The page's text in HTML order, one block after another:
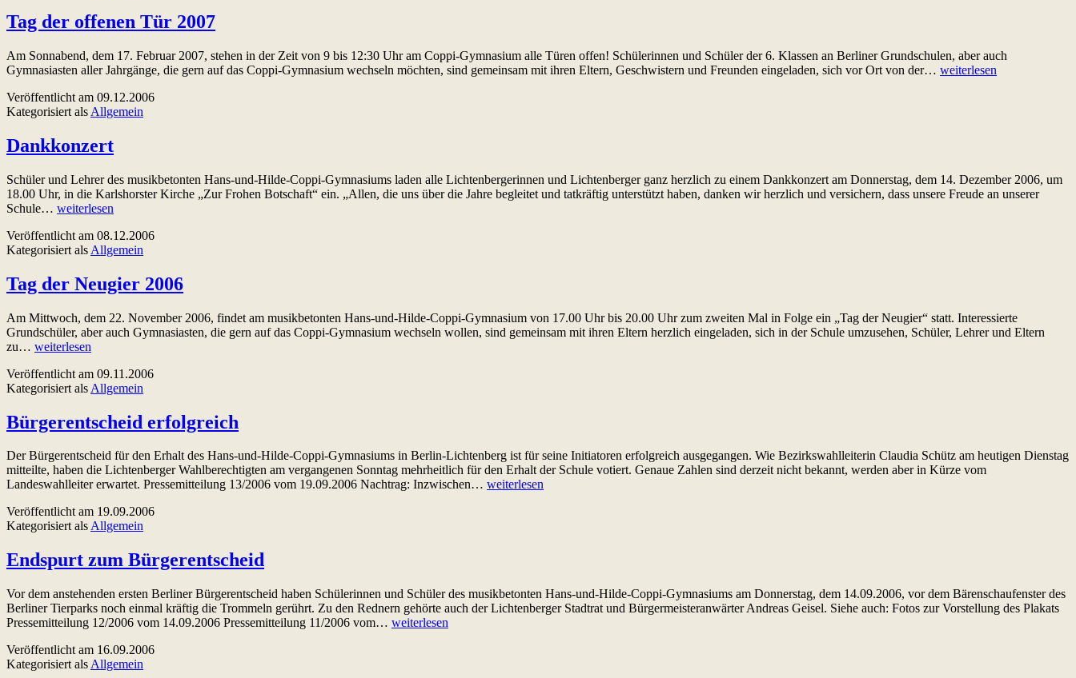
Tag der offenen Tür 2007
Am Sonnabend, dem 17. Februar 2007, stehen in der Zeit von 9 bis 12:30 Uhr am Coppi-Gymnasium alle Türen offen! Schülerinnen und Schüler der 6. Klassen an Berliner Grundschulen, aber auch
Gymnasiasten aller Jahrgänge, die gern auf das Coppi-Gymnasium wechseln möchten, sind gemeinsam mit ihren Eltern, Geschwistern und Freunden eingeladen, sich vor Ort von der… Tag
weiterlesen
Veröffentlicht am 09.12.2006
Kategorisiert als Allgemein
Dankkonzert
Schüler und Lehrer des musikbetonten Hans-und-Hilde-Coppi-Gymnasiums laden alle Lichtenbergerinnen und Lichtenberger ganz herzlich zu einem Dankkonzert am Donnerstag, dem 14. Dezember 2006, um
18.00 Uhr, in die Karlshorster Kirche „Zur Frohen Botschaft“ ein. „Allen, die uns über die Jahre begleitet und tatkräftig unterstützt haben, danken wir herzlich und versichern, dass unsere Freude an unserer
Schule… Dankkonzert
weiterlesen
Veröffentlicht am 08.12.2006
Kategorisiert als Allgemein
Tag der Neugier 2006
Am Mittwoch, dem 22. November 2006, findet am musikbetonten Hans-und-Hilde-Coppi-Gymnasium von 17.00 Uhr bis 20.00 Uhr zum zweiten Mal in Folge ein „Tag der Neugier“ statt. Interessierte
Grundschüler, aber auch Gymnasiasten, die gern auf das Coppi-Gymnasium wechseln wollen, sind gemeinsam mit ihren Eltern herzlich eingeladen, sich in der Schule umzusehen, Schüler, Lehrer und Eltern
zu… Tag
Neugier
2006
weiterlesen
Veröffentlicht am 09.11.2006
Kategorisiert als Allgemein
Bürgerentscheid erfolgreich
Der Bürgerentscheid für den Erhalt des Hans-und-Hilde-Coppi-Gymnasiums in Berlin-Lichtenberg ist für seine Initiatoren erfolgreich ausgegangen. Wie Bezirkswahlleiterin Claudia Schütz am heutigen Dienstag
mitteilte, haben die Lichtenberger Wahlberechtigten am vergangenen Sonntag mehrheitlich für den Erhalt der Schule votiert. Genaue Zahlen sind derzeit nicht bekannt, werden aber in Kürze vom
Landeswahlleiter erwartet. Pressemitteilung 13/2006 vom 19.09.2006 Nachtrag: Inzwischen… Bürgerentscheid
weiterlesen
Veröffentlicht am 19.09.2006
Kategorisiert alsAllgemein
Endspurt zum Bürgerentscheid
Vor dem anstehenden ersten Berliner Bürgerentscheid haben Schülerinnen und Schüler des musikbetonten Hans-und-Hilde-Coppi-Gymnasiums am Donnerstag, dem 14.09.2006, vor dem Bärenschaufenster des
Berliner Tierparks noch einmal kräftig die Trommeln gerührt. Zu den Rednern gehörte auch der Lichtenberger Stadtrat und Bürgermeisteranwärter Andreas Geisel. Siehe auch: Fotos zur Vorstellung des Plakats
Pressemitteilung 12/2006 vom 14.09.2006 Pressemitteilung 11/2006 vom… Endspurt
weiterlesen
Veröffentlicht am 16.09.2006
Kategorisiert als Allgemein